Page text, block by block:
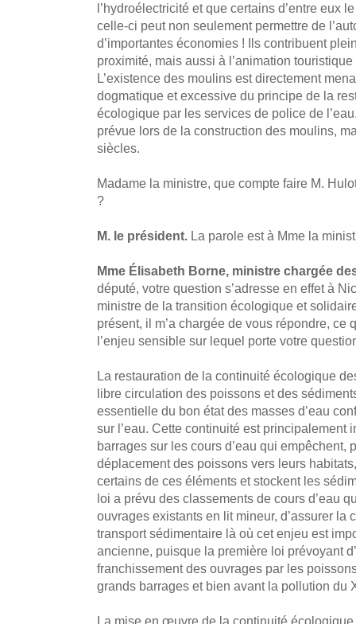
l’hydroélectricité et que certains d’entre eux
celle-ci peut non seulement permettre de
d’importantes économies ! Ils contribuent
proximité, mais aussi à l’animation
L’existence des moulins est directement
dogmatique et excessive du principe de la
écologique par les services de police de
prévue lors de la construction des moulins,
siècles.
Madame la ministre, que compte faire M.
?
M. le président. La parole est à Mme la
Mme Élisabeth Borne, ministre chargée
député, votre question s’adresse en effet à
ministre de la transition écologique et
présent, il m’a chargée de vous répondre, ce
l’enjeu sensible sur lequel porte votre
La restauration de la continuité écologique
libre circulation des poissons et des
essentielle du bon état des masses d’eau
sur l’eau. Cette continuité est principalement
barrages sur les cours d’eau qui empêchent,
déplacement des poissons vers leurs
certains de ces éléments et stockent les
loi a prévu des classements de cours d’eau
ouvrages existants en lit mineur, d’assurer la
transport sédimentaire là où cet enjeu est
ancienne, puisque la première loi prévoyant
franchissement des ouvrages par les
grands barrages et bien avant la pollution du
La mise en œuvre de la continuité